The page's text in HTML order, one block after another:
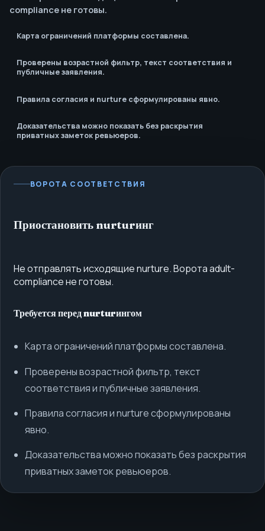
compliance не готовы.
Карта ограничений платформы составлена.
Проверены возрастной фильтр, текст соответствия и
публичные заявления.
Правила согласия и nurture сформулированы явно.
Доказательства можно показать без раскрытия
приватных заметок ревьюеров.
ВОРОТА СООТВЕТСТВИЯ
Приостановить nurturинг
Не отправлять исходящие nurture. Ворота adult-
compliance не готовы.
Требуется перед nurturингом
Карта ограничений платформы составлена.
Проверены возрастной фильтр, текст
соответствия и публичные заявления.
Правила согласия и nurture сформулированы
явно.
Доказательства можно показать без раскрытия
приватных заметок ревьюеров.